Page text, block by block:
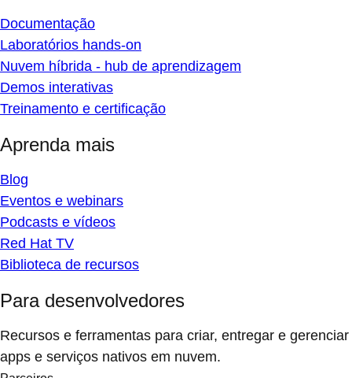
Documentação
Laboratórios hands-on
Nuvem híbrida - hub de aprendizagem
Demos interativas
Treinamento e certificação
Aprenda mais
Blog
Eventos e webinars
Podcasts e vídeos
Red Hat TV
Biblioteca de recursos
Para desenvolvedores
Recursos e ferramentas para criar, entregar e gerenciar
apps e serviços nativos em nuvem.